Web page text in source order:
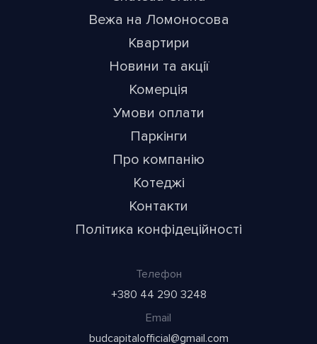
Вежа на Ломоносова
Квартири
Новини та акції
Комерція
Умови оплати
Паркінги
Про компанію
Котеджі
Контакти
Політика конфідеційності
Телефон
+380 44 290 3248
Email
budcapitalofficial@gmail.com